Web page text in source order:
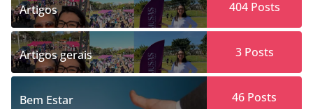
Artigos 404Posts
Artigos gerais 3Posts
Bem Estar 46 Posts